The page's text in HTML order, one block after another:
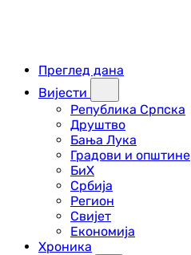
Преглед дана
Вијести
Република Српска
Друштво
Бања Лука
Градови и општине
БиХ
Србија
Регион
Свијет
Економија
Хроника